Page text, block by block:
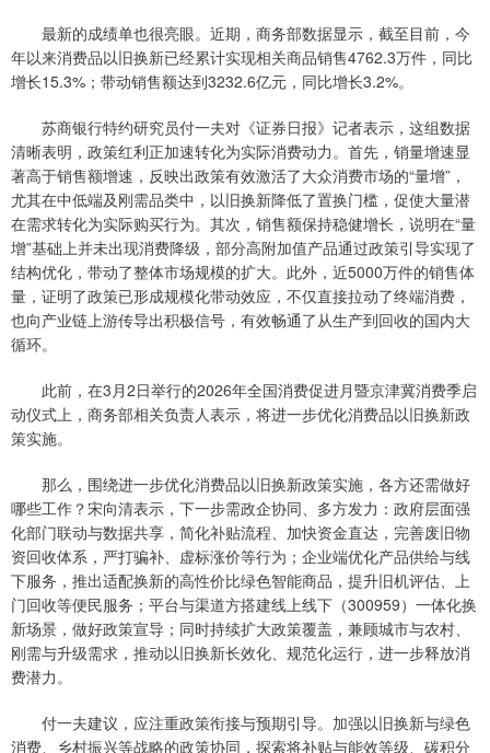
最新的成绩单也很亮眼。近期，商务部数据显示，截至目前，今
年以来消费品以旧换新已经累计实现相关商品销售4762.3万件，同比
增长15.3%；带动销售额达到3232.6亿元，同比增长3.2%。
苏商银行特约研究员付一夫对《证券日报》记者表示，这组数据
清晰表明，政策红利正加速转化为实际消费动力。首先，销量增速显
著高于销售额增速，反映出政策有效激活了大众消费市场的“量增”，
尤其在中低端及刚需品类中，以旧换新降低了置换门槛，促使大量潜
在需求转化为实际购买行为。其次，销售额保持稳健增长，说明在“量
增”基础上并未出现消费降级，部分高附加值产品通过政策引导实现了
结构优化，带动了整体市场规模的扩大。此外，近5000万件的销售体
量，证明了政策已形成规模化带动效应，不仅直接拉动了终端消费，
也向产业链上游传导出积极信号，有效畅通了从生产到回收的国内大
循环。
此前，在3月2日举行的2026年全国消费促进月暨京津冀消费季启
动仪式上，商务部相关负责人表示，将进一步优化消费品以旧换新政
策实施。
那么，围绕进一步优化消费品以旧换新政策实施，各方还需做好
哪些工作？宋向清表示，下一步需政企协同、多方发力：政府层面强
化部门联动与数据共享，简化补贴流程、加快资金直达，完善废旧物
资回收体系，严打骗补、虚标涨价等行为；企业端优化产品供给与线
下服务，推出适配换新的高性价比绿色智能商品，提升旧机评估、上
门回收等便民服务；平台与渠道方搭建线上线下（300959）一体化换
新场景，做好政策宣导；同时持续扩大政策覆盖，兼顾城市与农村、
刚需与升级需求，推动以旧换新长效化、规范化运行，进一步释放消
费潜力。
付一夫建议，应注重政策衔接与预期引导。加强以旧换新与绿色
消费、乡村振兴等战略的政策协同，探索将补贴与能效等级、碳积分